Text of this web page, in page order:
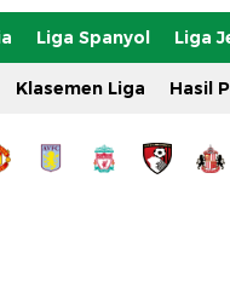
Liga Spanyol Liga
Klasemen Liga Hasil